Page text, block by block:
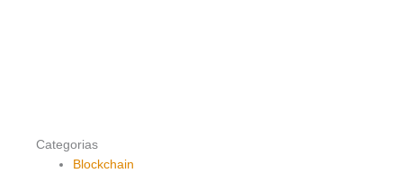
Categorias
Blockchain